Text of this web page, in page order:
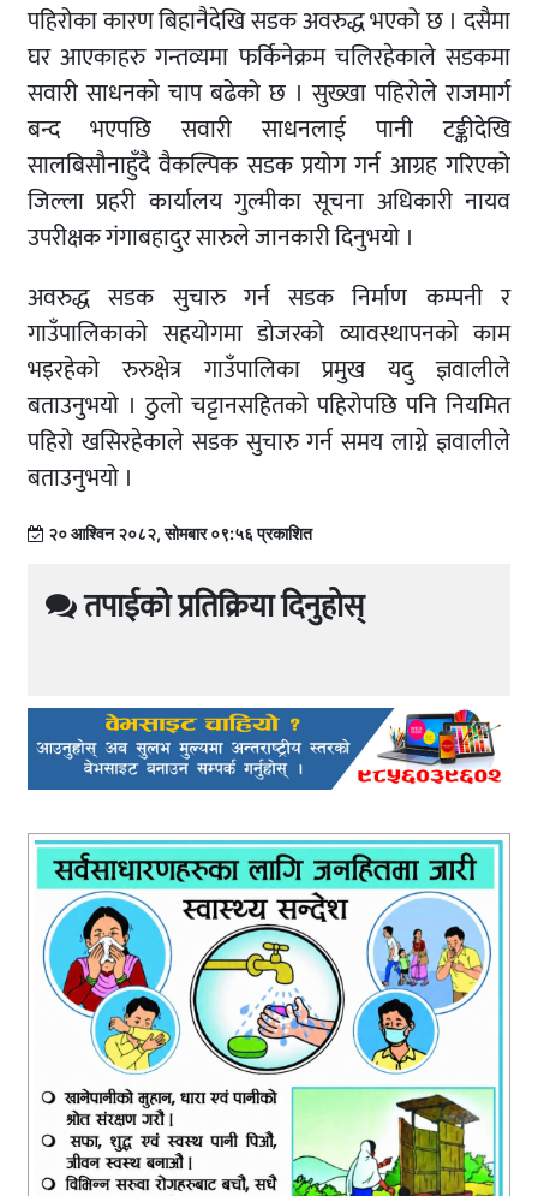
पहिरोका कारण बिहानैदेखि सडक अवरुद्ध भएको छ । दसैमा
घर आएकाहरु गन्तव्यमा फर्किनेक्रम चलिरहेकाले सडकमा
सवारी साधनको चाप बढेको छ । सुख्खा पहिरोले राजमार्ग
बन्द भएपछि सवारी साधनलाई पानी टङ्कीदेखि
सालबिसौनाहुँदै वैकल्पिक सडक प्रयोग गर्न आग्रह गरिएको
जिल्ला प्रहरी कार्यालय गुल्मीका सूचना अधिकारी नायव
उपरीक्षक गंगाबहादुर सारुले जानकारी दिनुभयो ।
अवरुद्ध सडक सुचारु गर्न सडक निर्माण कम्पनी र
गाउँपालिकाको सहयोगमा डोजरको व्यावस्थापनको काम
भइरहेको रुरुक्षेत्र गाउँपालिका प्रमुख यदु ज्ञवालीले
बताउनुभयो । ठुलो चट्टानसहितको पहिरोपछि पनि नियमित
पहिरो खसिरहेकाले सडक सुचारु गर्न समय लाग्ने ज्ञवालीले
बताउनुभयो ।
२० आश्विन २०८२, सोमबार ०९:५६ प्रकाशित
तपाईको प्रतिक्रिया दिनुहोस्